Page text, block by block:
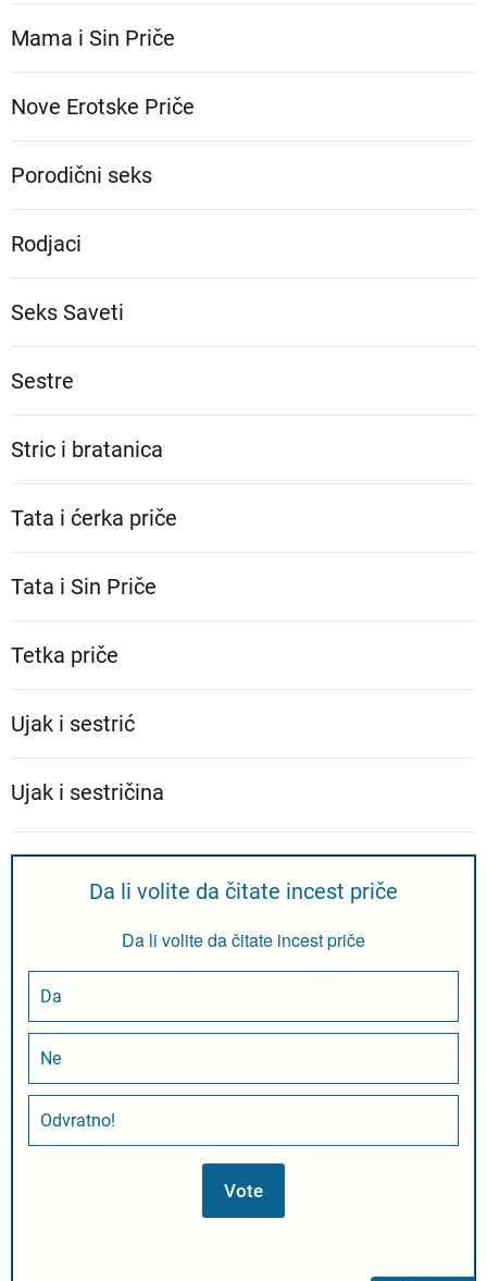
Mama i Sin Priče
Nove Erotske Priče
Porodični seks
Rodjaci
Seks Saveti
Sestre
Stric i bratanica
Tata i ćerka priče
Tata i Sin Priče
Tetka priče
Ujak i sestrić
Ujak i sestričina
Da li volite da čitate incest priče
Da li volite da čitate incest priče
Da
Ne
Odvratno!